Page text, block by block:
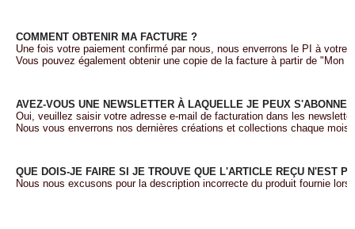
COMMENT OBTENIR MA FACTURE ?
Une fois votre paiement confirmé par nous, nous enverrons le PI à votre
Vous pouvez également obtenir une copie de la facture à partir de "Mon
AVEZ-VOUS UNE NEWSLETTER À LAQUELLE JE PEUX
Oui, veuillez saisir votre adresse e-mail de facturation dans les
Nous vous enverrons nos dernières créations et collections chaque mois.
QUE DOIS-JE FAIRE SI JE TROUVE QUE L'ARTICLE REÇU N'EST
Nous nous excusons pour la description incorrecte du produit fournie